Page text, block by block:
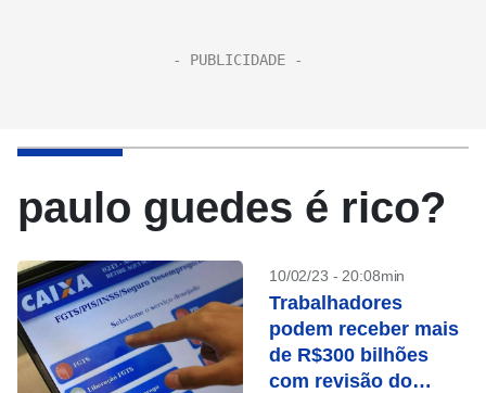
paulo guedes é rico?
10/02/23 - 20:08min
Trabalhadores
podem receber mais
de R$300 bilhões
com revisão do